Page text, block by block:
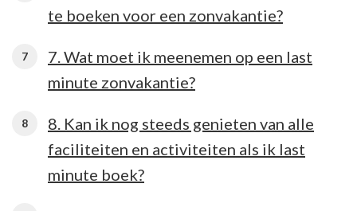
te boeken voor een zonvakantie?
7. Wat moet ik meenemen op een last
minute zonvakantie?
8. Kan ik nog steeds genieten van alle
faciliteiten en activiteiten als ik last
minute boek?